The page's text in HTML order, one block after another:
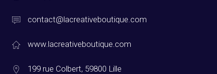
contact@lacreativeboutique.com
www.lacreativeboutique.com
199 rue Colbert, 59800 Lille